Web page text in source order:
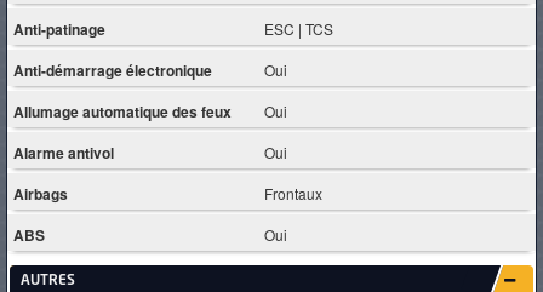
Anti-patinage ESC | TCS
Anti-démarrage électronique Oui
Allumage automatique des feux Oui
Alarme antivol Oui
Airbags Frontaux
ABS Oui
AUTRES